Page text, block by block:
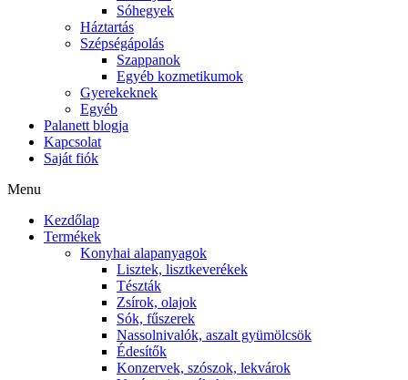
Sóhegyek
Háztartás
Szépségápolás
Szappanok
Egyéb kozmetikumok
Gyerekeknek
Egyéb
Palanett blogja
Kapcsolat
Saját fiók
Menu
Kezdőlap
Termékek
Konyhai alapanyagok
Lisztek, lisztkeverékek
Tészták
Zsírok, olajok
Sók, fűszerek
Nassolnivalók, aszalt gyümölcsök
Édesítők
Konzervek, szószok, lekvárok